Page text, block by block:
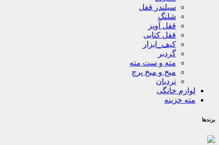
سیلندر قفل
شلنگ
قفل آویز
قفل کتابی
کیف_ابزار
گردبر
مته و ست مته
میخ و میخ پرچ
نردبان
لوازم خانگی
مته خزینه
برندها